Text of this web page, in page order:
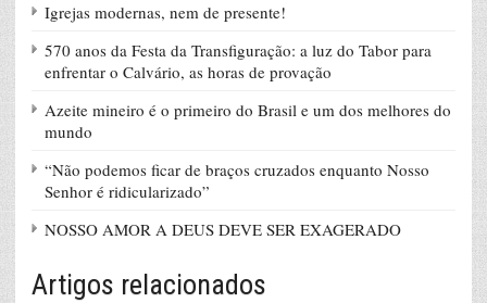
Igrejas modernas, nem de presente!
570 anos da Festa da Transfiguração: a luz do Tabor para
enfrentar o Calvário, as horas de provação
Azeite mineiro é o primeiro do Brasil e um dos melhores do
mundo
“Não podemos ficar de braços cruzados enquanto Nosso
Senhor é ridicularizado”
NOSSO AMOR A DEUS DEVE SER EXAGERADO
Artigos relacionados